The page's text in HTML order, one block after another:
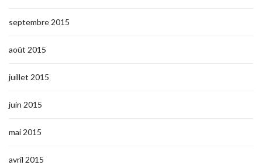
septembre 2015
août 2015
juillet 2015
juin 2015
mai 2015
avril 2015